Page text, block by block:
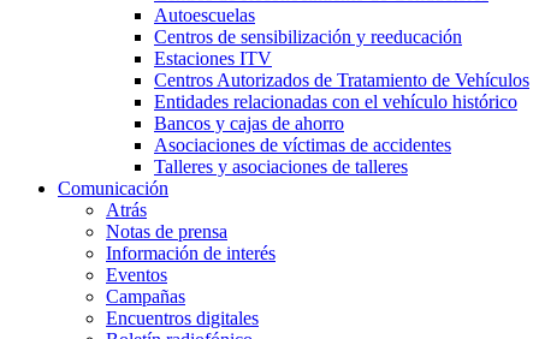
Autoescuelas
Centros de sensibilización y reeducación
Estaciones ITV
Centros Autorizados de Tratamiento de Vehículos
Entidades relacionadas con el vehículo histórico
Bancos y cajas de ahorro
Asociaciones de víctimas de accidentes
Talleres y asociaciones de talleres
Comunicación
Atrás
Notas de prensa
Información de interés
Eventos
Campañas
Encuentros digitales